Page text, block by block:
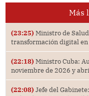
Más
(23:25) Ministro de
transformación digital
(22:18) Ministro Cuba:
noviembre de 2026 y
(22:08) Jefe del